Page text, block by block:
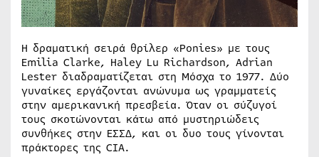
H δραματική σειρά θρίλερ «Ponies» με τους
Emilia Clarke, Haley Lu Richardson, Adrian
Lester διαδραματίζεται στη Μόσχα το 1977. Δύο
γυναίκες εργάζονται ανώνυμα ως γραμματείς
στην αμερικανική πρεσβεία. Όταν οι σύζυγοί
τους σκοτώνονται κάτω από μυστηριώδεις
συνθήκες στην ΕΣΣΔ, και οι δυο τους γίνονται
πράκτορες της CIA.